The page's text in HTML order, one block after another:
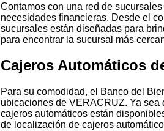
Contamos con una red de
necesidades financieras. Desde el
sucursales están diseñadas para
para encontrar la sucursal más
Cajeros Automáticos
Para su comodidad, el Banco del
ubicaciones de VERACRUZ. Ya
cajeros automáticos están
de localización de cajeros